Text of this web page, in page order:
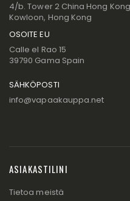
4/b. Tower 2 China Hong
Kowloon, Hong Kong
OSOITE EU
Calle el Rao 15
39790 Gama Spain
SÄHKÖPOSTI
info@vapaakauppa.net
ASIAKASTILINI
Tietoa meistä